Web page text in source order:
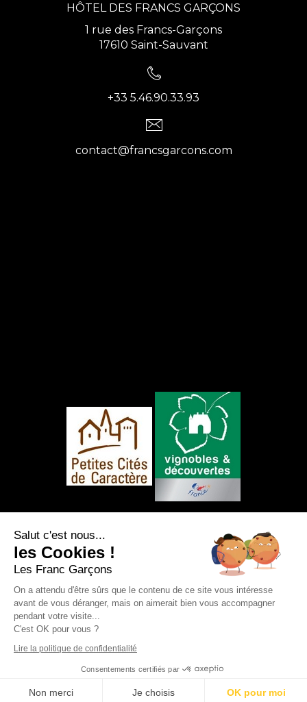
RÉSERVER
HÔTEL DES FRANCS GARÇONS
1 rue des Francs-Garçons
17610 Saint-Sauvant
+33 5.46.90.33.93
contact@francsgarcons.com
Mentions légales
des données personnelles
Création et référencement Site internet E-
comouest - Saint-Sauvant
Salut c'est nous...
les Cookies !
Les Franc Garçons
On a attendu d'être sûrs que le contenu de ce site vous intéresse
avant de vous déranger, mais on aimerait bien vous accompagner
pendant votre visite...
C'est OK pour vous ?
Lire la politique de confidentialité
Consentements certifiés par
Non merci Je choisis OK pour moi